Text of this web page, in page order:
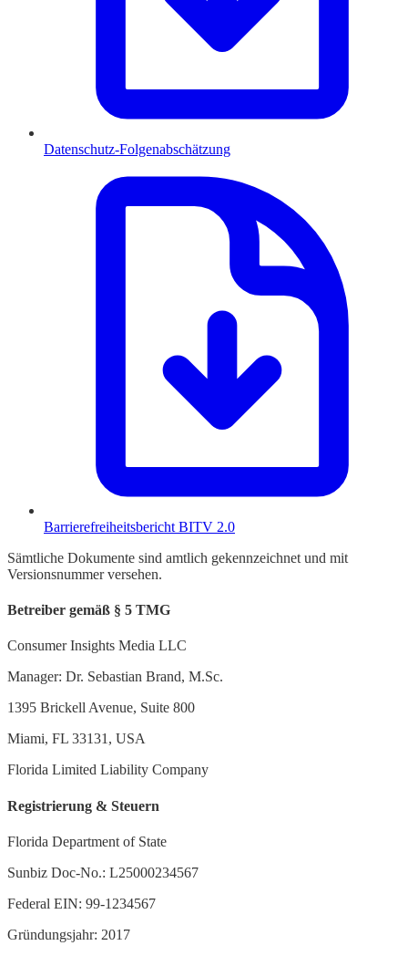
Datenschutz-Folgenabschätzung
Barrierefreiheitsbericht BITV 2.0
Sämtliche Dokumente sind amtlich gekennzeichnet und mit
Versionsnummer versehen.
Betreiber gemäß § 5 TMG
Consumer Insights Media LLC
Manager: Dr. Sebastian Brand, M.Sc.
1395 Brickell Avenue, Suite 800
Miami, FL 33131, USA
Florida Limited Liability Company
Registrierung & Steuern
Florida Department of State
Sunbiz Doc-No.: L25000234567
Federal EIN: 99-1234567
Gründungsjahr: 2017